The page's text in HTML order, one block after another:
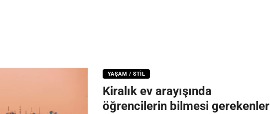
YAŞAM / STIL
Kiralık ev arayışında
öğrencilerin bilmesi gerekenler